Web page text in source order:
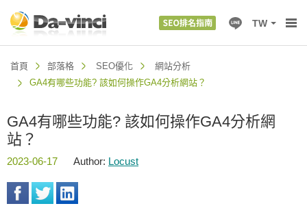
TW
首頁 部落格 SEO優化
網站分析
GA4有哪些功能? 該如何操作GA4分析網站？
GA4有哪些功能? 該如何操作GA4分析網
站？
2023-06-17 Author: Locust